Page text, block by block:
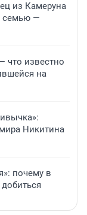
из Камеруна
семью —
что известно
на
Никитина
почему в